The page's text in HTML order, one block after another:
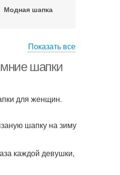
Модная шапка
Показать все
шапки
для женщин.
шапку на зиму
каждой девушки,